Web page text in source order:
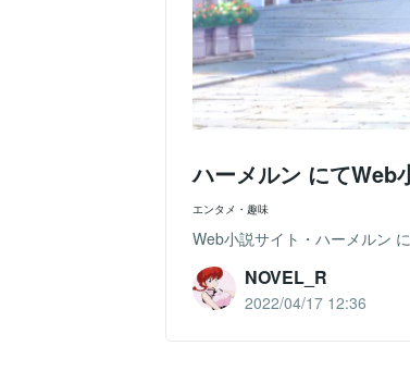
ハーメルン にてWeb
エンタメ・趣味
Web小説サイト・ハーメルン
NOVEL_R
2022/04/17 12:36